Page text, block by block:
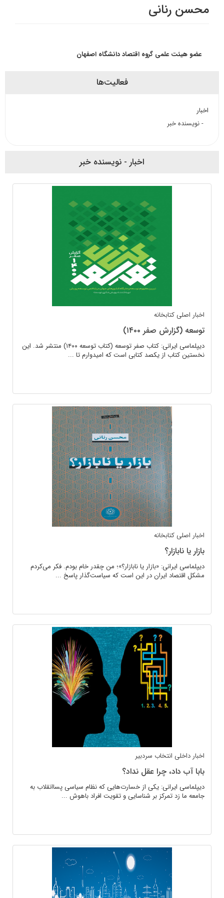
محسن رنانی
عضو هیئت علمی گروه اقتصاد دانشگاه اصفهان
فعالیت‌ها
اخبار
- نویسنده خبر
اخبار - نویسنده خبر
اخبار اصلی کتابخانه
توسعه (گزارش صفر ۱۴۰۰)
دیپلماسی ایرانی: کتاب صفر توسعه (کتاب توسعه ۱۴۰۰) منتشر شد. این
نخستین کتاب از یکصد کتابی است که امیدوارم تا ...
اخبار اصلی کتابخانه
بازار یا نابازار؟
دیپلماسی ایرانی: «بازار یا نابازار؟»؛ من چقدر خام بودم. فکر می‌کردم
مشکل اقتصاد ایران در این است که سیاست‌گذار پاسخ ...
اخبار داخلی انتخاب سردبیر
بابا آب داد، چرا عقل نداد؟
دیپلماسی ایرانی: یکی از خسارت‌هایی که نظام سیاسی پساانقلاب به
جامعه ما زد تمرکز بر شناسایی و تقویت افراد باهوش ...